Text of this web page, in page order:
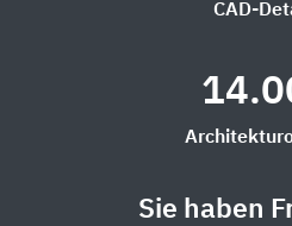
CAD-
Sie haben